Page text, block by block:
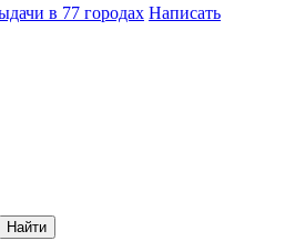
в 77 городах Написать
Найти